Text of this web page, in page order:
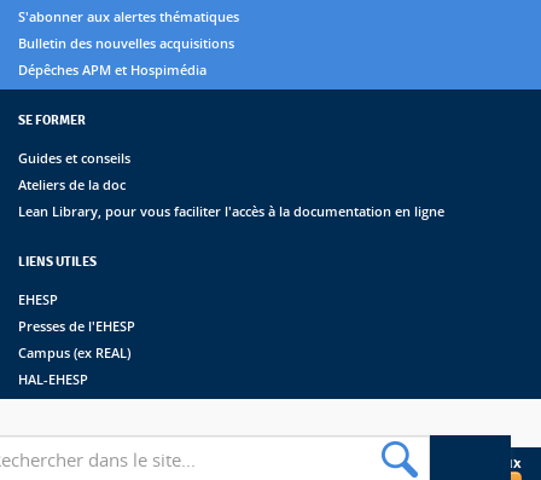
S'abonner aux alertes thématiques
Bulletin des nouvelles acquisitions
Dépêches APM et Hospimédia
SE FORMER
Guides et conseils
Ateliers de la doc
Lean Library, pour vous faciliter l'accès à la documentation en ligne
LIENS UTILES
EHESP
Presses de l'EHESP
Campus (ex REAL)
HAL-EHESP
Suivez les bibliothèques de l'EHESP sur les réseaux sociaux